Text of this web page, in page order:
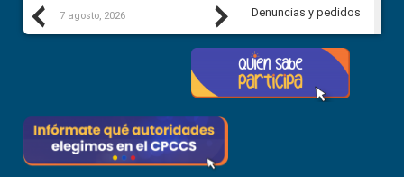
Previous
7 agosto, 2026 7 agosto, 2026
Next
Denuncias y pedidos